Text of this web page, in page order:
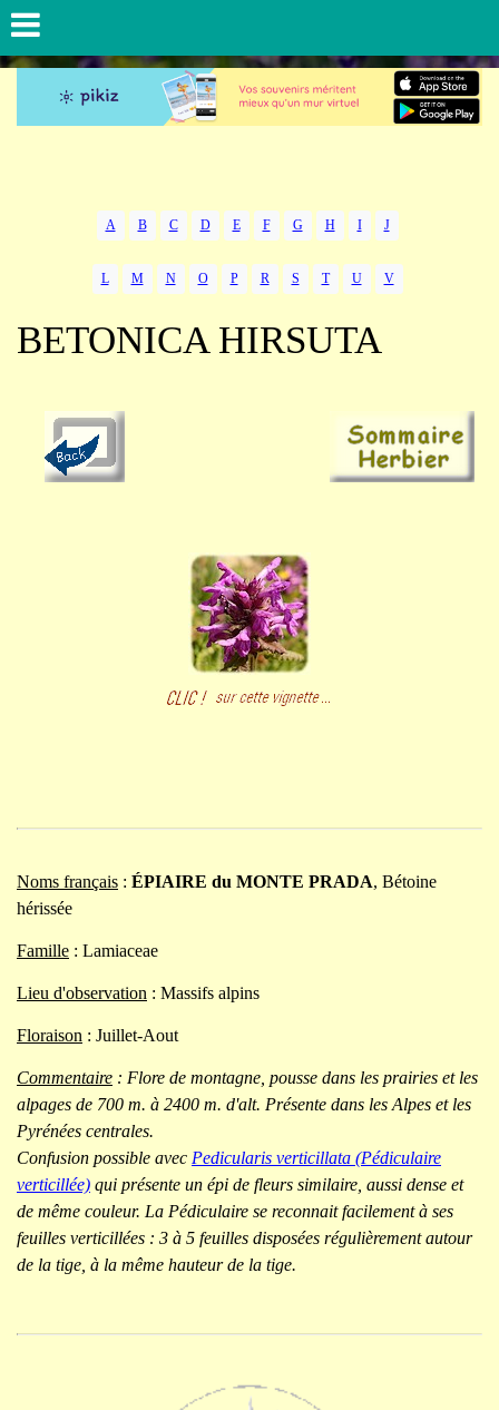
A B C D E F G H I J
L M N O P R S T U V
BETONICA HIRSUTA
Noms français : ÉPIAIRE du MONTE PRADA, Bétoine
hérissée
Famille : Lamiaceae
Lieu d'observation : Massifs alpins
Floraison : Juillet-Aout
Commentaire : Flore de montagne, pousse dans les prairies et les
alpages de 700 m. à 2400 m. d'alt. Présente dans les Alpes et les
Pyrénées centrales.
Confusion possible avec Pedicularis verticillata (Pédiculaire
verticillée) qui présente un épi de fleurs similaire, aussi dense et
de même couleur. La Pédiculaire se reconnait facilement à ses
feuilles verticillées : 3 à 5 feuilles disposées régulièrement autour
de la tige, à la même hauteur de la tige.